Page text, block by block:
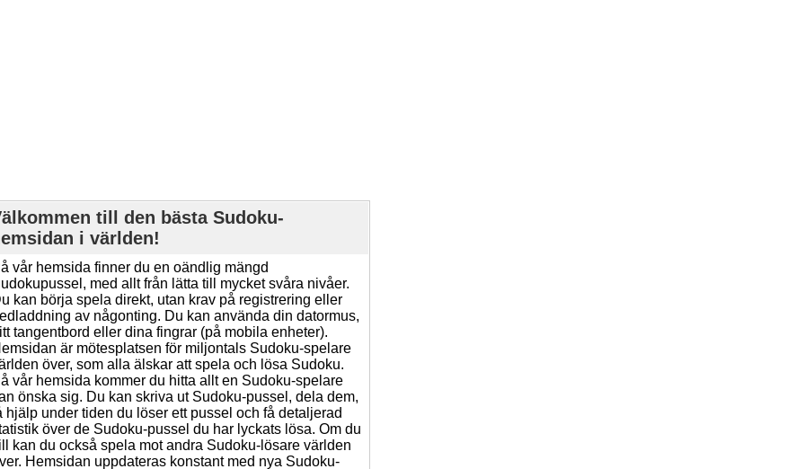
till den bästa Sudoku-
i världen!
vår hemsida finner du en oändlig mängd
med allt från lätta till mycket svåra nivåer.
kan börja spela direkt, utan krav på registrering eller
av någonting. Du kan använda din datormus,
tangentbord eller dina fingrar (på mobila enheter).
är mötesplatsen för miljontals Sudoku-spelare
över, som alla älskar att spela och lösa Sudoku.
vår hemsida kommer du hitta allt en Sudoku-spelare
önska sig. Du kan skriva ut Sudoku-pussel, dela dem,
hjälp under tiden du löser ett pussel och få detaljerad
över de Sudoku-pussel du har lyckats lösa. Om du
kan du också spela mot andra Sudoku-lösare världen
Hemsidan uppdateras konstant med nya Sudoku-